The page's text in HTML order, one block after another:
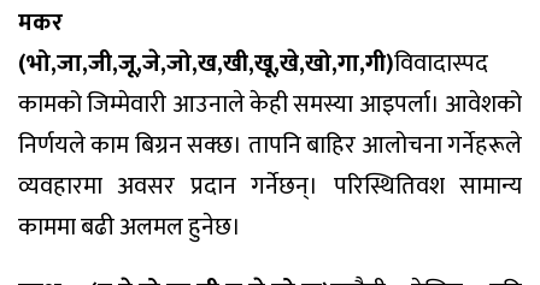
मकर
(भो,जा,जी,जू,जे,जो,ख,खी,खू,खे,खो,गा,गी)विवादास्पद
कामको जिम्मेवारी आउनाले केही समस्या आइपर्ला। आवेशको
निर्णयले काम बिग्रन सक्छ। तापनि बाहिर आलोचना गर्नेहरूले
व्यवहारमा अवसर प्रदान गर्नेछन्। परिस्थितिवश सामान्य
काममा बढी अलमल हुनेछ।